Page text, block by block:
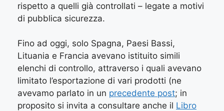
rispetto a quelli già controllati – legate a motivi
di pubblica sicurezza.
Fino ad oggi, solo Spagna, Paesi Bassi,
Lituania e Francia avevano istituito simili
elenchi di controllo, attraverso i quali avevano
limitato l’esportazione di vari prodotti (ne
avevamo parlato in un precedente post; in
proposito si invita a consultare anche il Libro